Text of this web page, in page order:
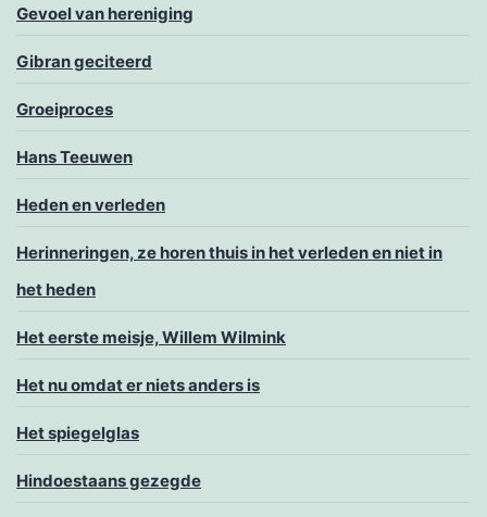
Gevoel van hereniging
Gibran geciteerd
Groeiproces
Hans Teeuwen
Heden en verleden
Herinneringen, ze horen thuis in het verleden en niet in
het heden
Het eerste meisje, Willem Wilmink
Het nu omdat er niets anders is
Het spiegelglas
Hindoestaans gezegde